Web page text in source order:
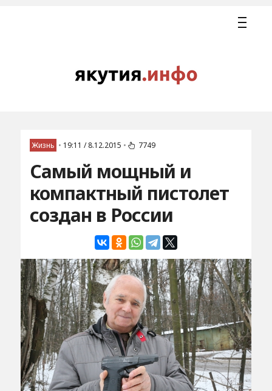
Жизнь • 19:11 / 8.12.2015 • 7749
Самый мощный и
компактный пистолет
создан в России